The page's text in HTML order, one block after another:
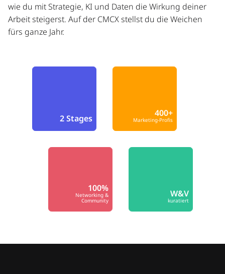
wie du mit Strategie, KI und Daten die Wirkung deiner
Arbeit steigerst. Auf der CMCX stellst du die Weichen
fürs ganze Jahr.
2 Stages 400+
Marketing-Profis
100%
Networking &
Community
W&V
kuratiert